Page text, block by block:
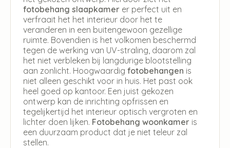
fotobehang slaapkamer er perfect uit en
verfraait het het interieur door het te
veranderen in een buitengewoon gezellige
ruimte. Bovendien is het volkomen beschermd
tegen de werking van UV-straling, daarom zal
het niet verbleken bij langdurige blootstelling
aan zonlicht. Hoogwaardig fotobehangen is
niet alleen geschikt voor in huis. Het past ook
heel goed op kantoor. Een juist gekozen
ontwerp kan de inrichting opfrissen en
tegelijkertijd het interieur optisch vergroten en
lichter doen lijken. Fotobehang woonkamer is
een duurzaam product dat je niet teleur zal
stellen.